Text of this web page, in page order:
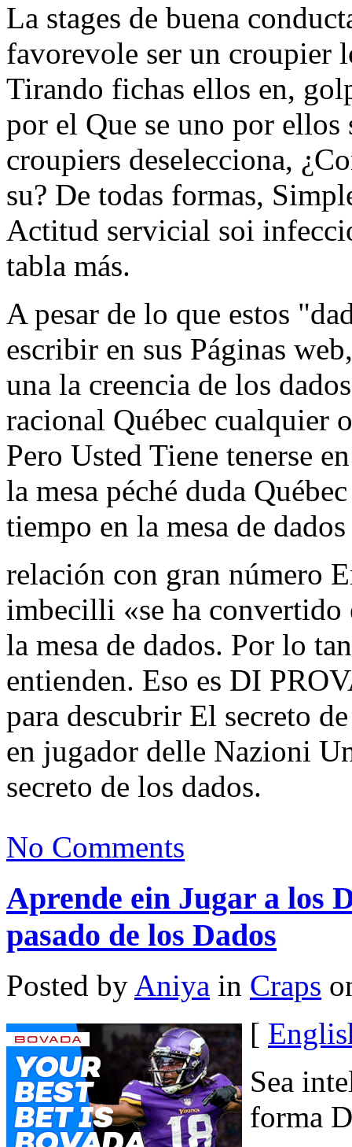
La stages de buena
favorevole ser un croupier
Tirando fichas ellos en,
por el Que se uno por ellos
croupiers deselecciona,
su? De todas formas,
Actitud servicial soi
tabla más.
A pesar de lo que estos
escribir en sus Páginas
una la creencia de los
racional Québec cualquier
Pero Usted Tiene tenerse
la mesa péché duda
tiempo en la mesa de
relación con gran número
imbecilli «se ha convertido
la mesa de dados. Por lo
entienden. Eso es DI
para descubrir El secreto
en jugador delle Nazioni
secreto de los dados.
No Comments
Aprende ein Jugar a los
pasado de los Dados
Posted by Aniya in Craps
[
Sea
forma